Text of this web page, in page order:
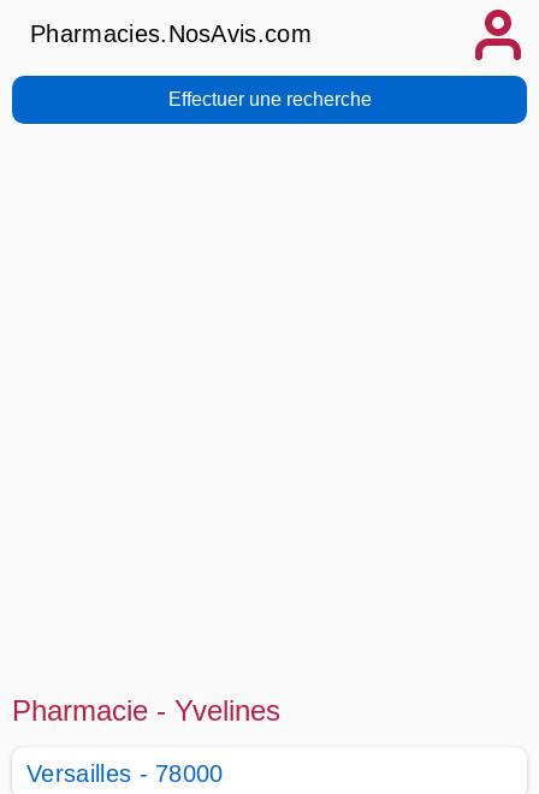
Pharmacies.NosAvis.com
Effectuer une recherche
Pharmacie - Yvelines
Versailles - 78000